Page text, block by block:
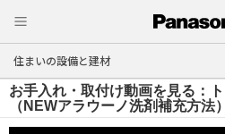
住まいの設備と建材
お手入れ・取付け動画を見る：
（NEWアラウーノ洗剤補充方法）